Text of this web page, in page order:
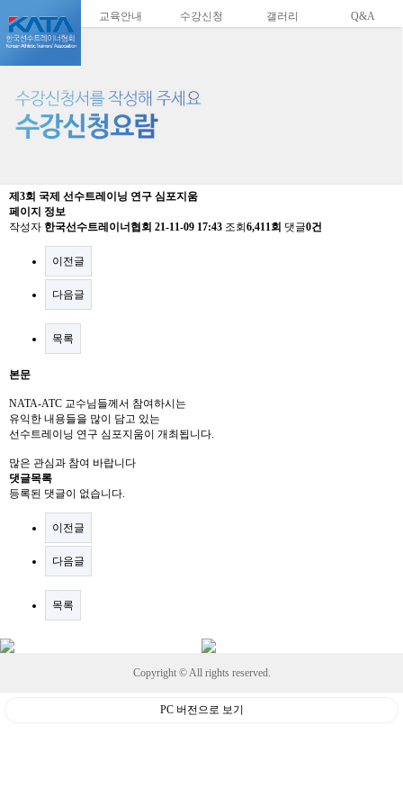
교육안내 수강신청 갤러리 Q&A
제3회 국제 선수트레이닝 연구 심포지움
페이지 정보
작성자 한국선수트레이너협회 21-11-09 17:43 조회 6,411회 댓글0건
이전글
다음글
목록
본문
NATA-ATC 교수님들께서 참여하시는
유익한 내용들을 많이 담고 있는
선수트레이닝 연구 심포지움이 개최됩니다.
많은 관심과 참여 바랍니다
댓글목록
등록된 댓글이 없습니다.
이전글
다음글
목록
Copyright © All rights reserved.
PC 버전으로 보기